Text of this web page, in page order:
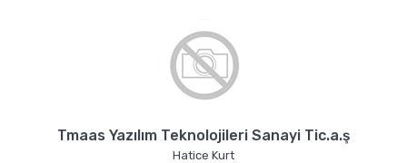
Tmaas Yazılım Teknolojileri Sanayi Tic.a.ş
Hatice Kurt